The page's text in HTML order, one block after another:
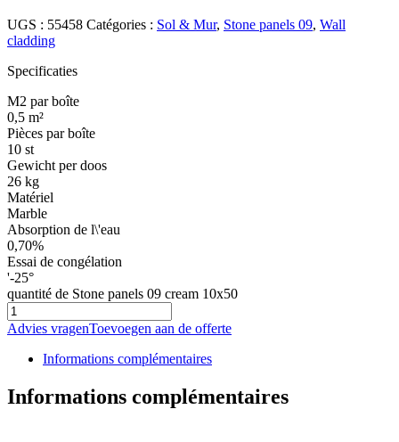
UGS : 55458 Catégories : Sol & Mur, Stone panels 09, Wall
cladding
Specificaties
M2 par boîte
0,5 m²
Pièces par boîte
10 st
Gewicht per doos
26 kg
Matériel
Marble
Absorption de l\'eau
0,70%
Essai de congélation
'-25°
quantité de Stone panels 09 cream 10x50
Advies vragenToevoegen aan de offerte
Informations complémentaires
Informations complémentaires